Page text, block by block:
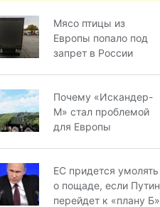
Мясо птицы из
Европы попало под
запрет в России
Почему «Искандер-
М» стал проблемой
для Европы
EC придется умолять
о пощаде, если Путин
перейдет к «плану Б»